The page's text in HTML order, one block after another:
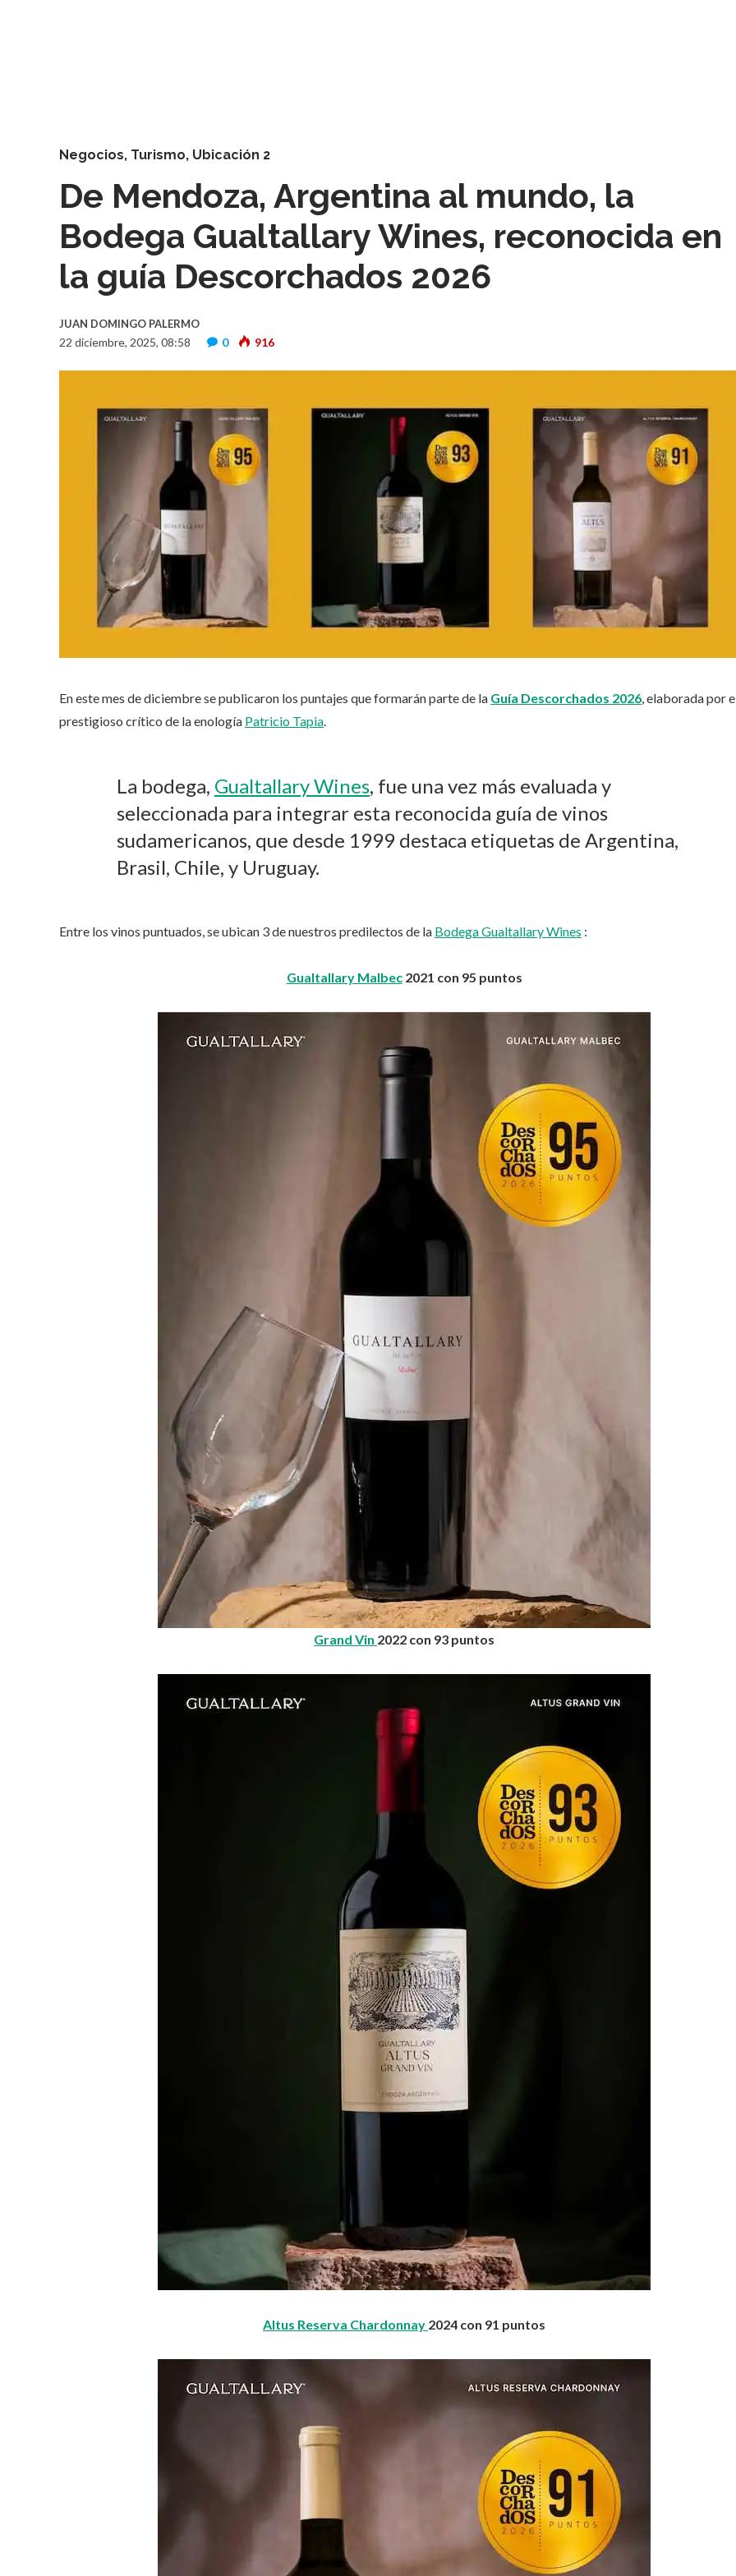
Negocios, Turismo, Ubicación 2
De Mendoza, Argentina al mundo, la
Bodega Gualtallary Wines, reconocida en
la guía Descorchados 2026
JUAN DOMINGO PALERMO
22 diciembre, 2025, 08:58 0 916
En este mes de diciembre se publicaron los puntajes que formarán parte de la Guía Descorchados 2026 , elaborada por
prestigioso crítico de la enología Patricio Tapia
La bodega, Gualtallary Wines, fue una vez más evaluada y
seleccionada para integrar esta reconocida guía de vinos
sudamericanos, que desde 1999 destaca etiquetas de Argentina,
Brasil, Chile, y Uruguay.
Entre los vinos puntuados, se ubican 3 de nuestros predilectos de la Bodega Gualtallary Wines :
Gualtallary Malbec2021 con 95 puntos
Grand Vin 2022 con 93 puntos
Altus Reserva Chardonnay 2024 con 91 puntos